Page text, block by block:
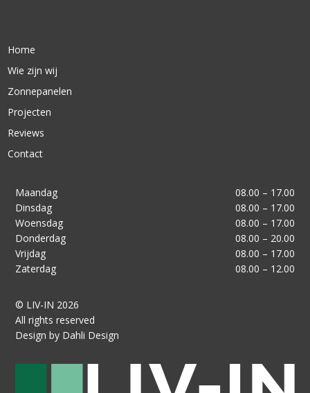
Home
Wie zijn wij
Zonnepanelen
Projecten
Reviews
Contact
Maandag
08.00 – 17.00
Dinsdag
08.00 – 17.00
Woensdag
08.00 – 17.00
Donderdag
08.00 – 20.00
Vrijdag
08.00 – 17.00
Zaterdag
08.00 – 12.00
© LIV-IN 2026
All rights reserved
Design by Dahli Design